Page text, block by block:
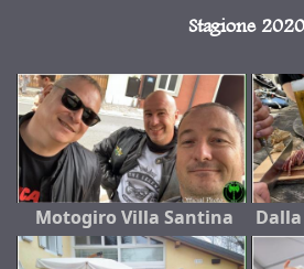
Stagione 2020
Motogiro Villa Santina